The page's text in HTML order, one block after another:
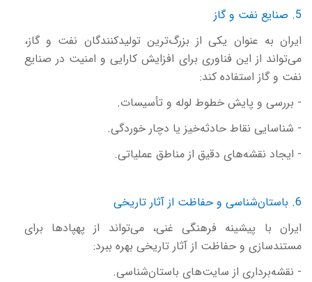
5. صنایع نفت و گاز
ایران به عنوان یکی از بزرگ‌ترین تولیدکنندگان نفت و گاز،
می‌تواند از این فناوری برای افزایش کارایی و امنیت در صنایع
نفت و گاز استفاده کند:
- بررسی و پایش خطوط لوله و تأسیسات.
- شناسایی نقاط حادثه‌خیز یا دچار خوردگی.
- ایجاد نقشه‌های دقیق از مناطق عملیاتی.
6. باستان‌شناسی و حفاظت از آثار تاریخی
ایران با پیشینه فرهنگی غنی، می‌تواند از پهپادها برای
مستندسازی و حفاظت از آثار تاریخی بهره ببرد:
- نقشه‌برداری از سایت‌های باستان‌شناسی.